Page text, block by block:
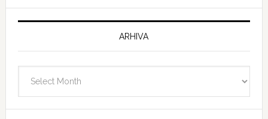
ARHIVA